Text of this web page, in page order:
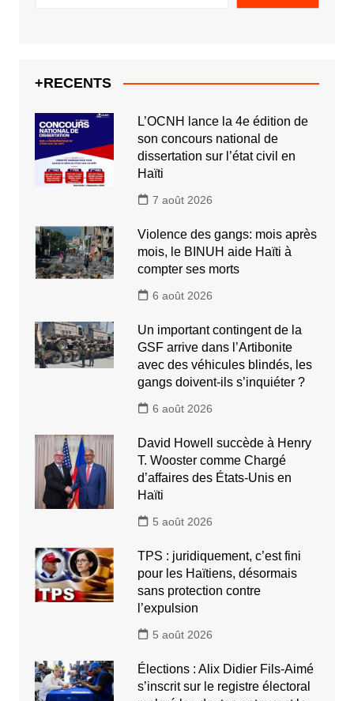
+RECENTS
L’OCNH lance la 4e édition de
son concours national de
dissertation sur l’état civil en
Haïti
7 août 2026
Violence des gangs: mois après
mois, le BINUH aide Haïti à
compter ses morts
6 août 2026
Un important contingent de la
GSF arrive dans l’Artibonite
avec des véhicules blindés, les
gangs doivent-ils s’inquiéter ?
6 août 2026
David Howell succède à Henry
T. Wooster comme Chargé
d’affaires des États-Unis en
Haïti
5 août 2026
TPS : juridiquement, c’est fini
pour les Haïtiens, désormais
sans protection contre
l’expulsion
5 août 2026
Élections : Alix Didier Fils-Aimé
s’inscrit sur le registre électoral